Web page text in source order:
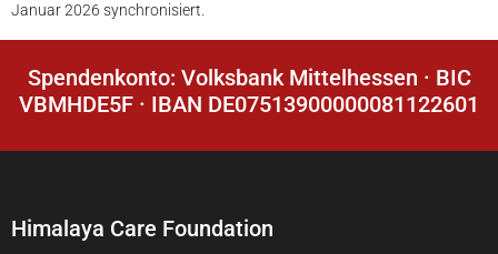
Januar 2026 synchronisiert.
Spendenkonto: Volksbank Mittelhessen · BIC
VBMHDE5F · IBAN DE07513900000081122601
Himalaya Care Foundation